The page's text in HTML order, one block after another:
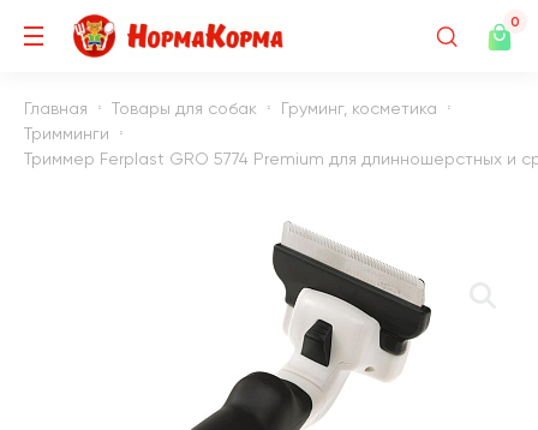
0
Главная Товары для собак
Груминг, косметика
Тримминги
Триммер Ferplast GRO 5774 Premium для длинношерстных и